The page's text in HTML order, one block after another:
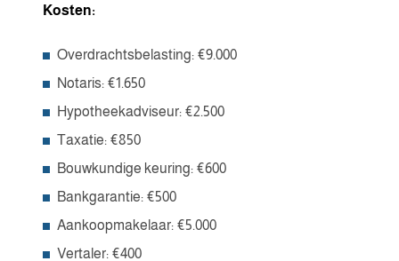
Kosten:
Overdrachtsbelasting: €9.000
Notaris: €1.650
Hypotheekadviseur: €2.500
Taxatie: €850
Bouwkundige keuring: €600
Bankgarantie: €500
Aankoopmakelaar: €5.000
Vertaler: €400